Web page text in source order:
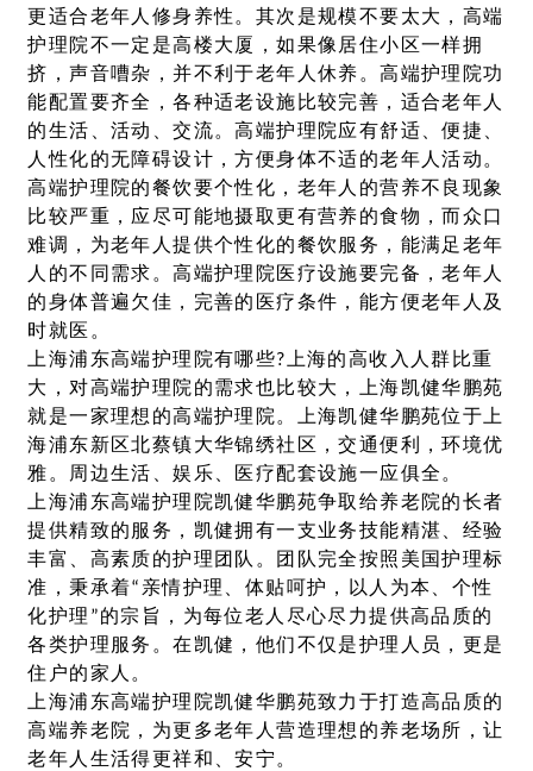
更适合老年人修身养性。其次是规模不要太大，高端
护理院不一定是高楼大厦，如果像居住小区一样拥
挤，声音嘈杂，并不利于老年人休养。高端护理院功
能配置要齐全，各种适老设施比较完善，适合老年人
的生活、活动、交流。高端护理院应有舒适、便捷、
人性化的无障碍设计，方便身体不适的老年人活动。
高端护理院的餐饮要个性化，老年人的营养不良现象
比较严重，应尽可能地摄取更有营养的食物，而众口
难调，为老年人提供个性化的餐饮服务，能满足老年
人的不同需求。高端护理院医疗设施要完备，老年人
的身体普遍欠佳，完善的医疗条件，能方便老年人及
时就医。
上海浦东高端护理院有哪些?上海的高收入人群比重
大，对高端护理院的需求也比较大，上海凯健华鹏苑
就是一家理想的高端护理院。上海凯健华鹏苑位于上
海浦东新区北蔡镇大华锦绣社区，交通便利，环境优
雅。周边生活、娱乐、医疗配套设施一应俱全。
上海浦东高端护理院凯健华鹏苑争取给养老院的长者
提供精致的服务，凯健拥有一支业务技能精湛、经验
丰富、高素质的护理团队。团队完全按照美国护理标
准，秉承着“亲情护理、体贴呵护，以人为本、个性
化护理”的宗旨，为每位老人尽心尽力提供高品质的
各类护理服务。在凯健，他们不仅是护理人员，更是
住户的家人。
上海浦东高端护理院凯健华鹏苑致力于打造高品质的
高端养老院，为更多老年人营造理想的养老场所，让
老年人生活得更祥和、安宁。